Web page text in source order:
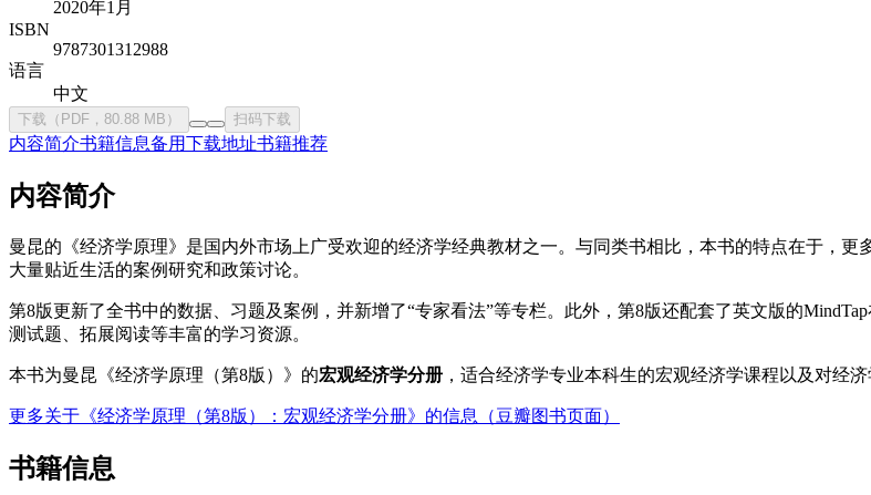
2020年1月
ISBN
9787301312988
语言
中文
下载（PDF，80.88 MB） 扫码下载
内容简介书籍信息备用下载地址书籍推荐
内容简介
曼昆的《经济学原理》是国内外市场上广受欢迎的经济学经典教材之一。与同类书相比，本书的特点在于，
大量贴近生活的案例研究和政策讨论。
第8版更新了全书中的数据、习题及案例，并新增了“专家看法”等专栏。此外，第8版还配套了英文版的
测试题、拓展阅读等丰富的学习资源。
本书为曼昆《经济学原理（第8版）》的宏观经济学分册 ，适合经济学专业本科生的宏观经济学课程以及对经
更多关于《经济学原理（第8版）：宏观经济学分册》的信息（豆瓣图书页面）
书籍信息